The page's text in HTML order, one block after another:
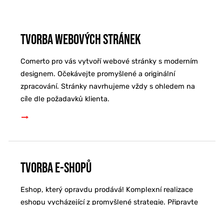
Tvorba webových stránek
Comerto pro vás vytvoří webové stránky s moderním
designem. Očekávejte promyšlené a originální
zpracování. Stránky navrhujeme vždy s ohledem na
cíle dle požadavků klienta.
Tvorba e-shopů
Eshop, který opravdu prodává! Komplexní realizace
eshopu vycházející z promyšlené strategie. Připravte